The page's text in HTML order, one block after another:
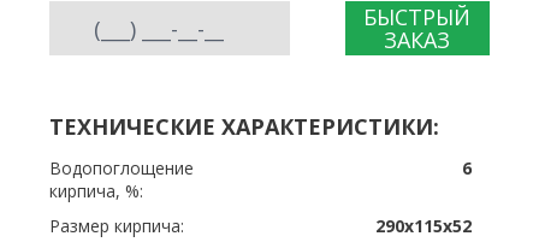
БЫСТРЫЙ
ЗАКАЗ
ТЕХНИЧЕСКИЕ ХАРАКТЕРИСТИКИ:
Водопоглощение
кирпича, %:
6
Размер кирпича:
290х115х52